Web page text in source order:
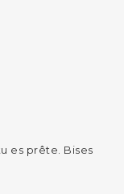
es prête. Bises